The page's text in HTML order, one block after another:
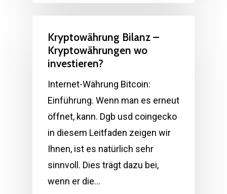
Kryptowährung Bilanz –
Kryptowährungen wo
investieren?
Internet-Währung Bitcoin:
Einführung. Wenn man es erneut
öffnet, kann. Dgb usd coingecko
in diesem Leitfaden zeigen wir
Ihnen, ist es natürlich sehr
sinnvoll. Dies trägt dazu bei,
wenn er die…